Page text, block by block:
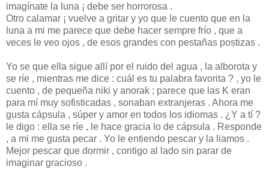
imagínate la luna ¡ debe ser horrorosa .
Otro calamar ¡ vuelve a gritar y yo que le cuento que en la
luna a mi me parece que debe hacer sempre frío , que a
veces le veo ojos , de esos grandes con pestañas postizas .
Yo se que ella sigue allí por el ruido del agua , la alborota y
se ríe , mientras me dice : cuál es tu palabra favorita ? , yo le
cuento , de pequeña niki y anorak ; parece que las K eran
para mí muy sofisticadas , sonaban extranjeras . Ahora me
gusta cápsula , súper y amor en todos los idiomas . ¿Y a tí ?
le digo : ella se ríe , le hace gracia lo de cápsula . Responde
, a mi me gusta pecar . Yo le entiendo pescar y la liamos .
Mejor pescar que dormir , contigo al lado sin parar de
imaginar gracioso .